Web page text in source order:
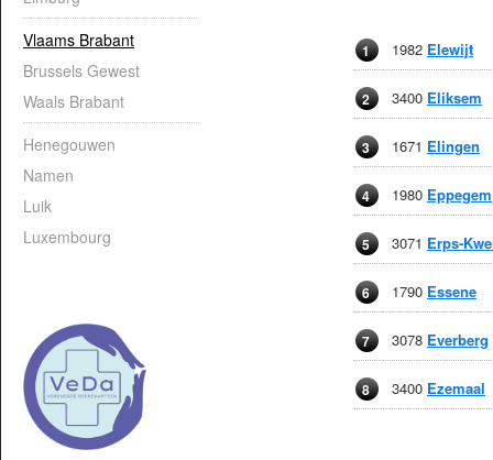
Vlaams Brabant
Brussels Gewest
Waals Brabant
Henegouwen
Namen
Luik
Luxembourg
1 1982 Elewijt
2 3400 Eliksem
3 1671 Elingen
4 1980 Eppegem
5 3071 Erps-
6 1790 Essene
7 3078 Everberg
8 3400 Ezemaal